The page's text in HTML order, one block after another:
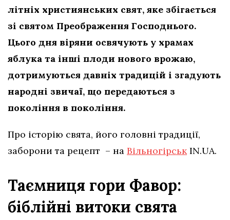
літніх християнських свят, яке збігається
зі святом Преображення Господнього.
Цього дня віряни освячують у храмах
яблука та інші плоди нового врожаю,
дотримуються давніх традицій і згадують
народні звичаї, що передаються з
покоління в покоління.
Про історію свята, його головні традиції,
заборони та рецепт – на ВільногірськIN.UA.
Таємниця гори Фавор:
біблійні витоки свята